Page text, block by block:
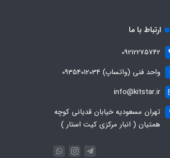
ارتباط با ما
09212275742
واحد فنی (واتساپ) 09354012034
info@kitstar.ir
تهران مسعودیه خیابان قدیانی کوچه
همتیان ( انبار مرکزی کیت استار )